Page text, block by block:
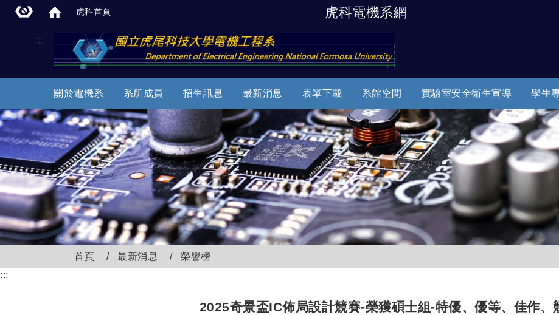
虎科首頁 虎科電機系網
跳到主要內容
:::
關於電機系 系所成員 招生訊息 最新消息 表單下載 系館空間 實驗室安全衛生宣導 學生
首頁 最新消息
榮譽榜
:::
2025奇景盃IC佈局設計競賽-榮獲碩士組-特優、優等、佳作、